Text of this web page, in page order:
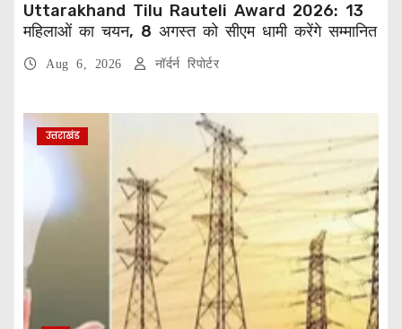
Uttarakhand Tilu Rauteli Award 2026: 13
महिलाओं का चयन, 8 अगस्त को सीएम धामी करेंगे सम्मानित
Aug 6, 2026 नॉर्दर्न रिपोर्टर
उत्तराखंड